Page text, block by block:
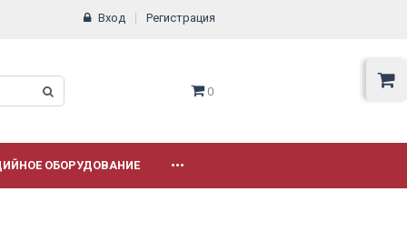
Вход Регистрация
0
ОБОРУДОВАНИЕ •••